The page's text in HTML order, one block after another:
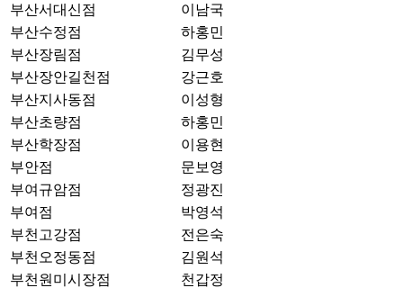
부산서대신점
이남국
부산수정점
하홍민
부산장림점
김무성
부산장안길천점
강근호
부산지사동점
이성형
부산초량점
하홍민
부산학장점
이용현
부안점
문보영
부여규암점
정광진
부여점
박영석
부천고강점
전은숙
부천오정동점
김원석
부천원미시장점
천갑정